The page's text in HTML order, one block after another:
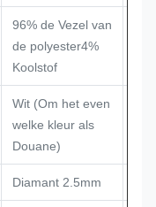
96% de Vezel van
de polyester4%
Koolstof
Wit (Om het even
welke kleur als
Douane)
Diamant 2.5mm